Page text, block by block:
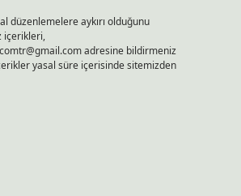
düzenlemelere aykırı olduğunu
içerikleri,
adresine bildirmeniz
yasal süre içerisinde sitemizden